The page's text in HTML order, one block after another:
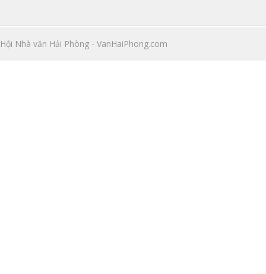
Hội Nhà văn Hải Phòng - VanHaiPhong.com